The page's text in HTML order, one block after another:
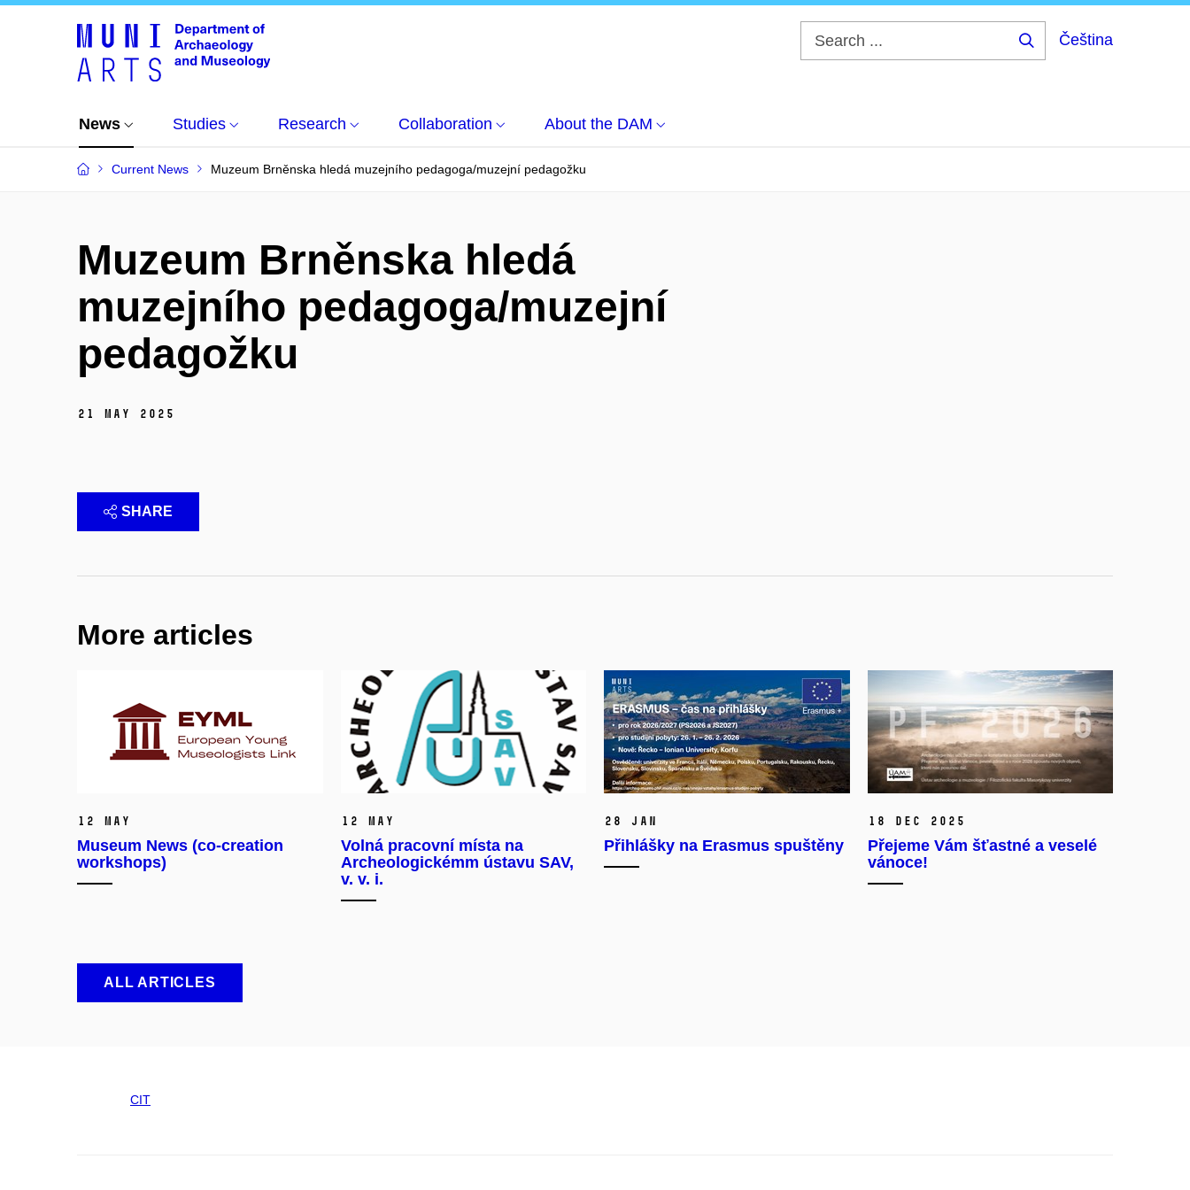
Čeština
News Studies Research Collaboration About the DAM
Current News Muzeum Brněnska hledá muzejního pedagoga/muzejní pedagožku
Muzeum Brněnska hledá
muzejního pedagoga/muzejní
pedagožku
21 May 2025
SHARE
More articles
12 May
Museum News (co-creation
workshops)
12 May
Volná pracovní místa na
Archeologickémm ústavu SAV,
v. v. i.
28 Jan
Přihlášky na Erasmus spuštěny
18 Dec 2025
Přejeme Vám šťastné a veselé
vánoce!
ALL ARTICLES
CIT